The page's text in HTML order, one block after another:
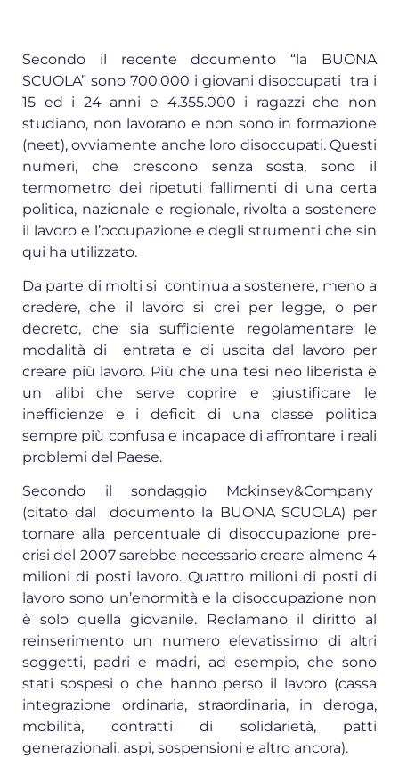
Secondo il recente documento “la BUONA
SCUOLA” sono 700.000 i giovani disoccupati tra i
15 ed i 24 anni e 4.355.000 i ragazzi che non
studiano, non lavorano e non sono in formazione
(neet), ovviamente anche loro disoccupati. Questi
numeri, che crescono senza sosta, sono il
termometro dei ripetuti fallimenti di una certa
politica, nazionale e regionale, rivolta a sostenere
il lavoro e l’occupazione e degli strumenti che sin
qui ha utilizzato.
Da parte di molti si continua a sostenere, meno a
credere, che il lavoro si crei per legge, o per
decreto, che sia sufficiente regolamentare le
modalità di entrata e di uscita dal lavoro per
creare più lavoro. Più che una tesi neo liberista è
un alibi che serve coprire e giustificare le
inefficienze e i deficit di una classe politica
sempre più confusa e incapace di affrontare i reali
problemi del Paese.
Secondo il sondaggio Mckinsey&Company
(citato dal documento la BUONA SCUOLA) per
tornare alla percentuale di disoccupazione pre-
crisi del 2007 sarebbe necessario creare almeno 4
milioni di posti lavoro. Quattro milioni di posti di
lavoro sono un’enormità e la disoccupazione non
è solo quella giovanile. Reclamano il diritto al
reinserimento un numero elevatissimo di altri
soggetti, padri e madri, ad esempio, che sono
stati sospesi o che hanno perso il lavoro (cassa
integrazione ordinaria, straordinaria, in deroga,
mobilità, contratti di solidarietà, patti
generazionali, aspi, sospensioni e altro ancora).